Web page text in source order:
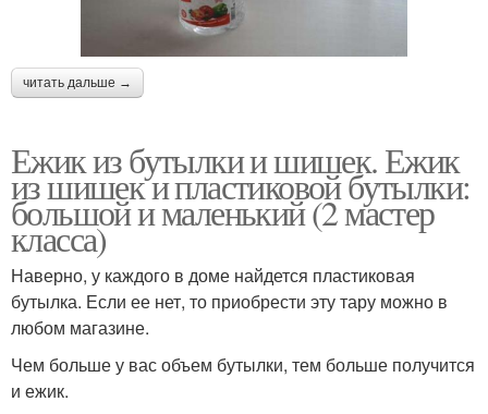
читать дальше →
Ежик из бутылки и шишек. Ежик
из шишек и пластиковой бутылки:
большой и маленький (2 мастер
класса)
Наверно, у каждого в доме найдется пластиковая
бутылка. Если ее нет, то приобрести эту тару можно в
любом магазине.
Чем больше у вас объем бутылки, тем больше получится
и ежик.